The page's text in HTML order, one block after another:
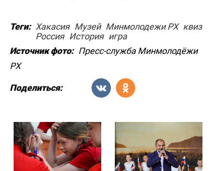
Теги: Хакасия Музей Минмолодежи РХ квиз
Россия История игра
Источник фото: Пресс-служба Минмолодёжи
РХ
Поделиться: